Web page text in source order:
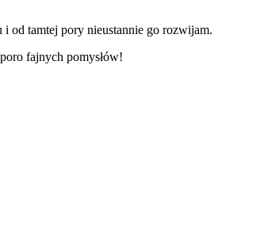
od tamtej pory nieustannie go rozwijam.
fajnych pomysłów!